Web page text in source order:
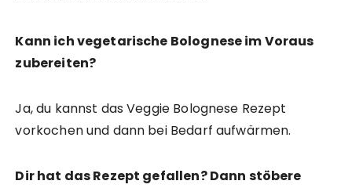
Kann ich vegetarische Bolognese im Voraus
zubereiten?
Ja, du kannst das Veggie Bolognese Rezept
vorkochen und dann bei Bedarf aufwärmen.
Dir hat das Rezept gefallen? Dann stöbere